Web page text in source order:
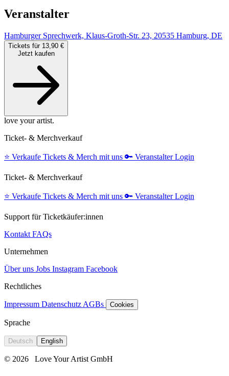
Veranstalter
Hamburger Sprechwerk, Klaus-Groth-Str. 23, 20535 Hamburg, DE
Tickets für 13,90 €
Jetzt kaufen
love your artist.
Ticket- & Merchverkauf
⭐️ Verkaufe Tickets & Merch mit uns 🔑 Veranstalter Login
Ticket- & Merchverkauf
⭐️ Verkaufe Tickets & Merch mit uns 🔑 Veranstalter Login
Support für Ticketkäufer:innen
Kontakt FAQs
Unternehmen
Über uns Jobs Instagram Facebook
Rechtliches
Impressum Datenschutz AGBs Cookies
Sprache
Deutsch English
© 2026 Love Your Artist GmbH